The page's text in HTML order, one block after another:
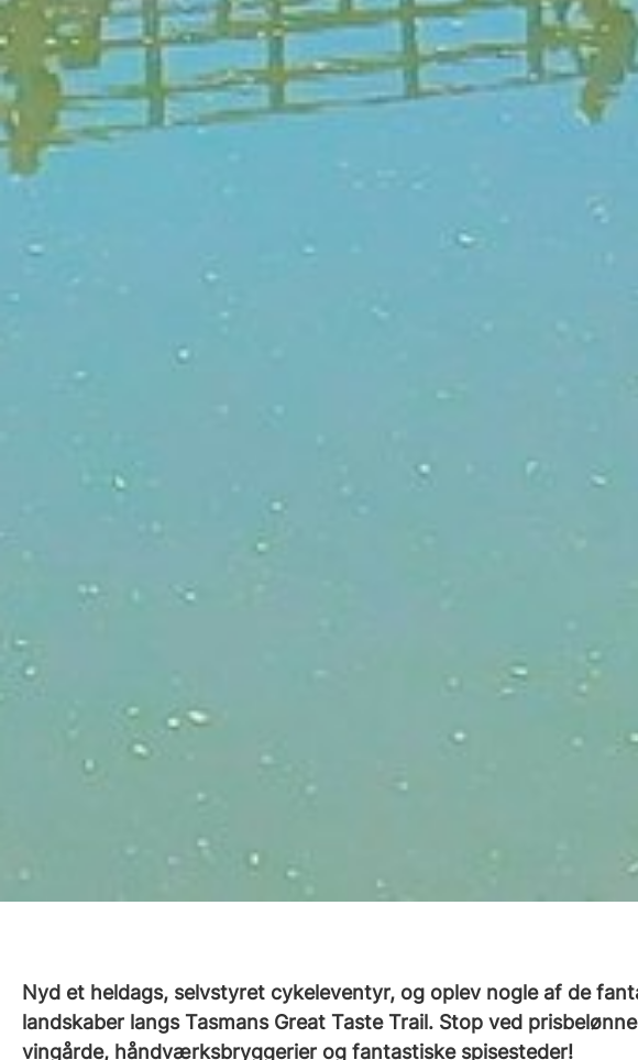
Nyd et heldags, selvstyret cykeleventyr, og oplev nogle af de
landskaber langs Tasmans Great Taste Trail. Stop ved
vingårde, håndværksbryggerier og fantastiske spisesteder!